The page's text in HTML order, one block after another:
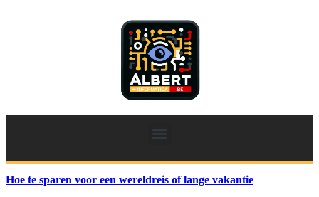
Hoe te sparen voor een wereldreis of lange vakantie